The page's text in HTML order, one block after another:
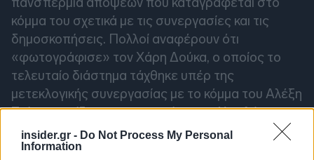
insider.gr - Do Not Process My Personal
Information
κόμμα του σχετικά με τις συνεργασίες και τις
δημοσκοπήσεις. Πολλοί αναφέρουν ότι
«φωτογράφισε» τον Χάρη Δούκα, ο οποίος το
τελευταίο διάστημα τάχθηκε υπέρ της
μετεκλογικής συνεργασίας με το κόμμα του Αλέξη
Τσίπρα, παίζοντας με τα νεύρα της Χαριλάου
Τρικούπη.